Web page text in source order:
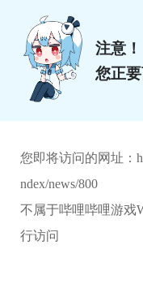
注意！
您正
您即将访问的网址：
ndex/news/800
不属于哔哩哔哩游戏
行访问